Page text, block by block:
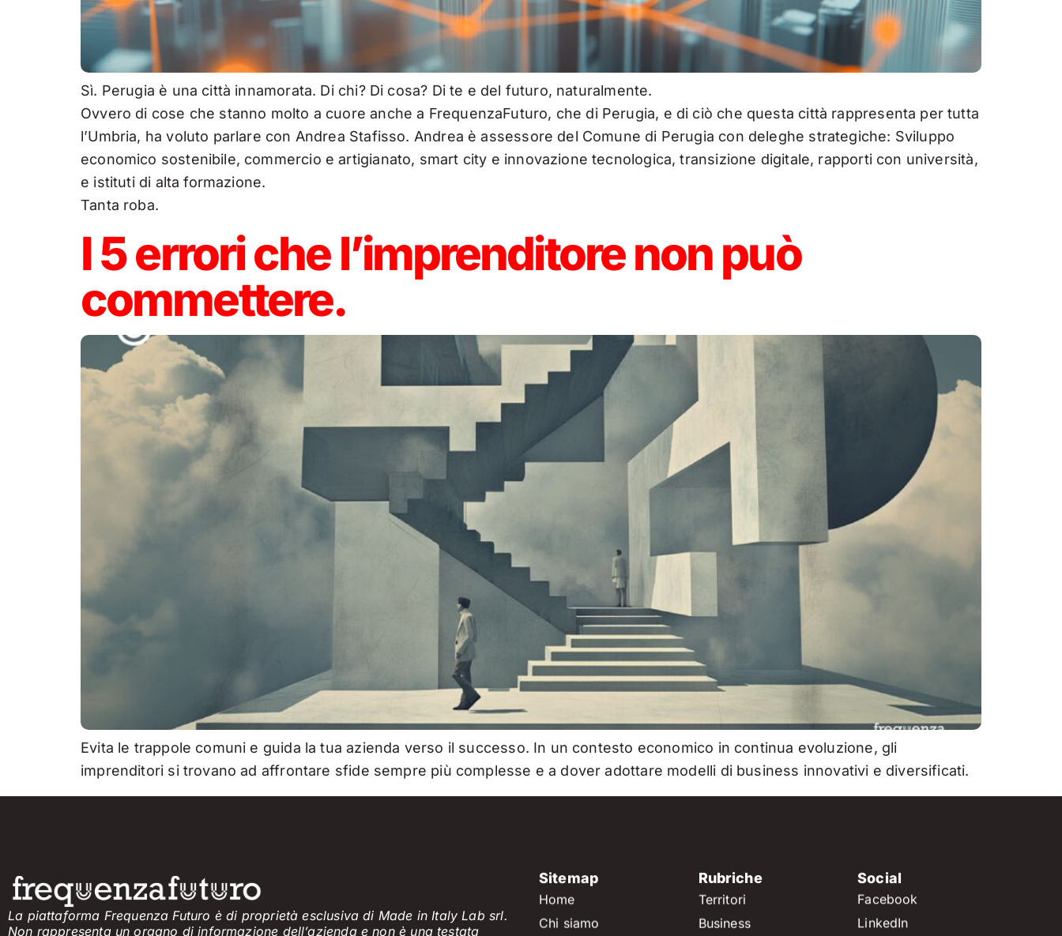
Sì. Perugia è una città innamorata. Di chi? Di cosa? Di te e del futuro, naturalmente.
Ovvero di cose che stanno molto a cuore anche a FrequenzaFuturo, che di Perugia, e di ciò che questa città rappresenta per tutta
l’Umbria, ha voluto parlare con Andrea Stafisso. Andrea è assessore del Comune di Perugia con deleghe strategiche: Sviluppo
economico sostenibile, commercio e artigianato, smart city e innovazione tecnologica, transizione digitale, rapporti con università,
e istituti di alta formazione.
Tanta roba.
I 5 errori che l’imprenditore non può
commettere.
Evita le trappole comuni e guida la tua azienda verso il successo. In un contesto economico in continua evoluzione, gli
imprenditori si trovano ad affrontare sfide sempre più complesse e a dover adottare modelli di business innovativi e diversificati.
La piattaforma Frequenza Futuro è di proprietà esclusiva di Made in Italy Lab srl.
Non rappresenta un organo di informazione dell’azienda e non è una testata
Sitemap
Home
Chi siamo
Rubriche
Territori
Business
Social
Facebook
LinkedIn